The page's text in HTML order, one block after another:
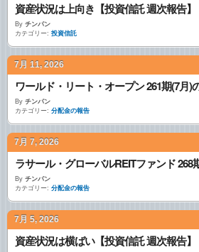
資産状況は上向き【投資信託 週次報告】
By チンパン
カテゴリー: 投資信託
7月 11, 2026
ワールド・リート・オープン 261期(7月)
By チンパン
カテゴリー: 分配金の報告
7月 7, 2026
ラサール・グローバルREITファンド 268
By チンパン
カテゴリー: 分配金の報告
7月 5, 2026
資産状況は横ばい【投資信託 週次報告】